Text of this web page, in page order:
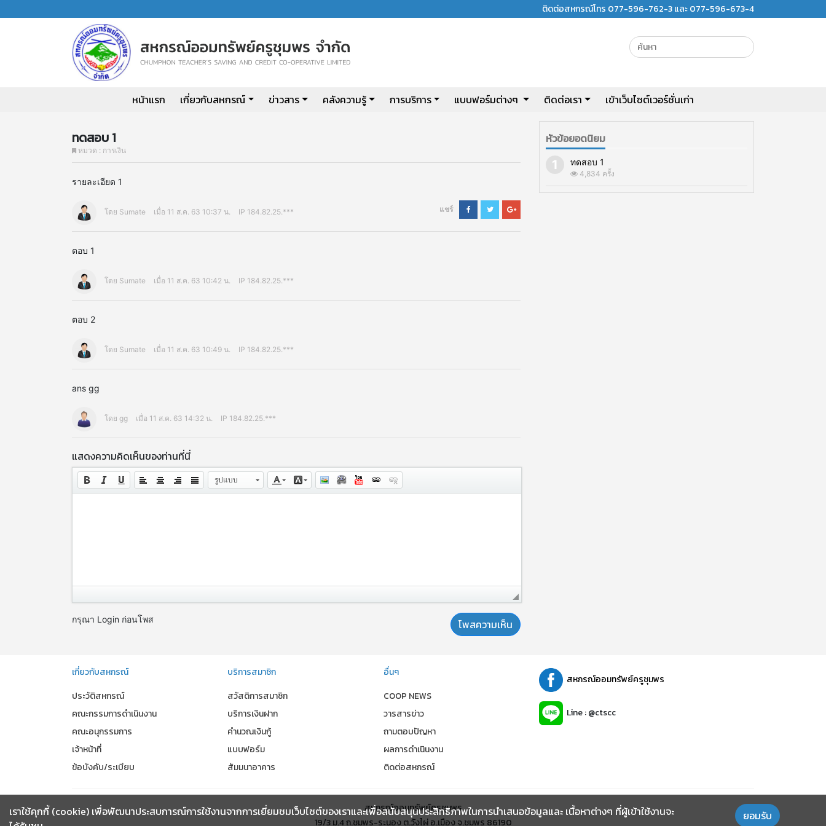
ติดต่อสหกรณ์โทร 077-596-762-3 และ 077-596-673-4
หน้าแรก เกี่ยวกับสหกรณ์ ข่าวสาร คลังความรู้ การบริการ แบบฟอร์มต่างๆ ติดต่อเรา เข้าเว็บไซต์เวอร์ชั่นเก่า
ทดสอบ 1
หมวด : การเงิน
รายละเอียด 1
โดย Sumate เมื่อ 11 ส.ค. 63 10:37 น. IP 184.82.25.*** แชร์
ตอบ 1
โดย Sumate เมื่อ 11 ส.ค. 63 10:42 น. IP 184.82.25.***
ตอบ 2
โดย Sumate เมื่อ 11 ส.ค. 63 10:49 น. IP 184.82.25.***
ans gg
โดย gg เมื่อ 11 ส.ค. 63 14:32 น. IP 184.82.25.***
แสดงความคิดเห็นของท่านที่นี่
รูปแบบ
กรุณา Login ก่อนโพส
หัวข้อยอดนิยม
ทดสอบ 1
4,834 ครั้ง
เกี่ยวกับสหกรณ์
ประวัติสหกรณ์
คณะกรรมการดำเนินงาน
คณะอนุกรรมการ
เจ้าหน้าที่
ข้อบังคับ/ระเบียบ
บริการสมาชิก
สวัสดิการสมาชิก
บริการเงินฝาก
คำนวณเงินกู้
แบบฟอร์ม
สัมมนาอาคาร
อื่นๆ
COOP NEWS
วารสารข่าว
ถามตอบปัญหา
ผลการดำเนินงาน
ติดต่อสหกรณ์
สหกรณ์ออมทรัพย์ครูชุมพร
Line : @ctscc
สหกรณ์ออมทรัพย์ครูชุมพร
19/3 ม.4 ถ.ชุมพร-ระนอง ต.วังไผ่ อ.เมือง จ.ชุมพร 86190
เราใช้คุกกี้ (cookie) เพื่อพัฒนาประสบการณ์การใช้งานจากการเยี่ยมชมเว็บไซต์ของเราและเพื่อสนับสนุนประสิทธิภาพในการนำเสนอข้อมูลและ เนื้อหาต่างๆ ที่ผู้เข้าใช้งานจะ
ยอมรับ